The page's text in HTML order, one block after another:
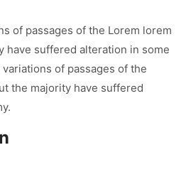
of passages of the Lorem lorem
have suffered alteration in some
of passages of the
the majority have suffered